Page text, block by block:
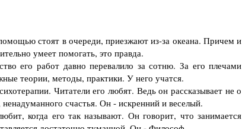
стоят в очереди, приезжают из-за океана. Причем и
умеет помогать, это правда.
его работ давно перевалило за сотню. За его плечами
теории, методы, практики. У него учатся.
Читатели его любят. Ведь он рассказывает не о
счастья. Он - искренний и веселый.
когда его так называют. Он говорит, что занимается